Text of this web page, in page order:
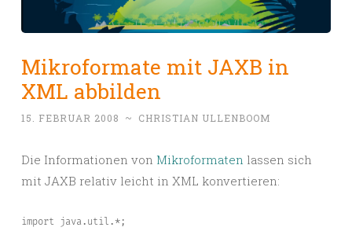
Mikroformate mit JAXB in
XML abbilden
15. FEBRUAR 2008 ~ CHRISTIAN ULLENBOOM
Die Informationen von Mikroformaten lassen sich
mit JAXB relativ leicht in XML konvertieren:
import java.util.*;